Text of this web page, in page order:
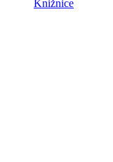
Knižnice